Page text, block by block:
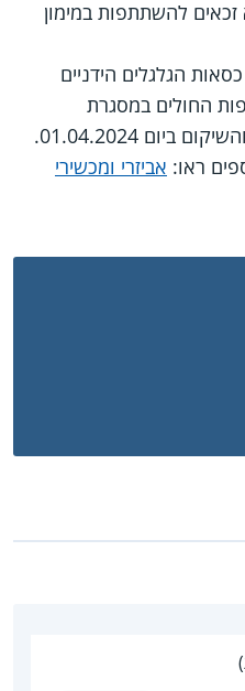
להשתתפות במימון
הגלגלים הידניים
החולים במסגרת
הרפורמה במכשירי הניידות והשיקום ביום 01.04.2024.
ראו: אביזרי ומכשירי